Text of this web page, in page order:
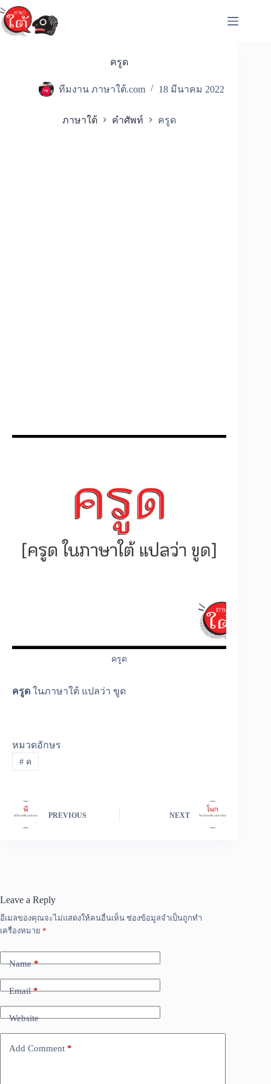
Skip
to
content
ครูด
ทีมงาน ภาษาใต้.com 18 มีนาคม 2022
ภาษาใต้ คำศัพท์ ครูด
ครูด
ครูด ในภาษาใต้ แปลว่า ขูด
หมวดอักษร
#ค
PREVIOUS NEXT
Leave a Reply
อีเมลของคุณจะไม่แสดงให้คนอื่นเห็น ช่องข้อมูลจำเป็นถูกทำ
เครื่องหมาย *
Name*
Email*
Website
Add Comment *